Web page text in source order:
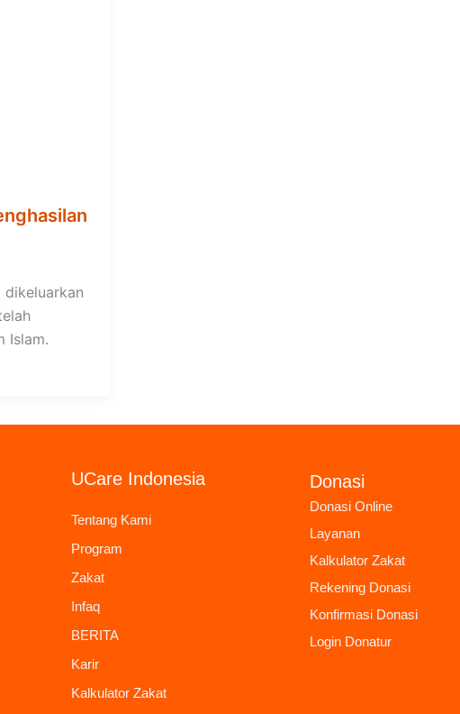
dikeluarkan
Islam.
UCare Indonesia
Tentang Kami
Program
Zakat
Infaq
BERITA
Karir
Kalkulator Zakat
Donasi
Donasi Online
Layanan
Kalkulator Zakat
Rekening Donasi
Konfirmasi Donasi
Login Donatur